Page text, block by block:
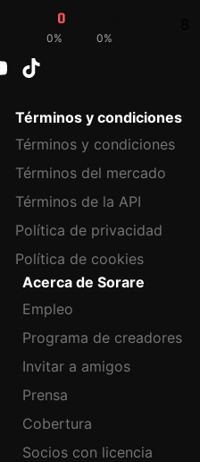
0
0% 0%
Términos y condiciones
Términos y condiciones
Términos del mercado
Términos de la API
Política de privacidad
Política de cookies
Acerca de Sorare
Empleo
Programa de creadores
Invitar a amigos
Prensa
Cobertura
Socios con licencia